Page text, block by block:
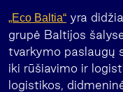
„Eco Baltia“ yra
grupė Baltijos
tvarkymo paslaugų
iki rūšiavimo ir
logistikos,